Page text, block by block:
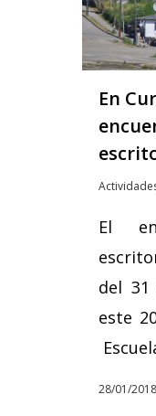
En
El
del
este
28/01/2018